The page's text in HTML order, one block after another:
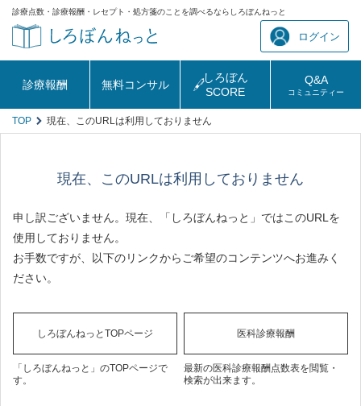
診療点数・診療報酬・レセプト・処方箋のことを調べるならしろぼんねっと
ログイン
診療報酬 無料コンサル
しろぼん
SCORE
Q&A
コミュニティー
TOP 現在、このURLは利用しておりません
現在、このURLは利用しておりません
申し訳ございません。現在、「しろぼんねっと」ではこのURLを
使用しておりません。
お手数ですが、以下のリンクからご希望のコンテンツへお進みく
ださい。
しろぼんねっとTOPページ
「しろぼんねっと」のTOPページで
す。
医科診療報酬
最新の医科診療報酬点数表を閲覧・
検索が出来ます。